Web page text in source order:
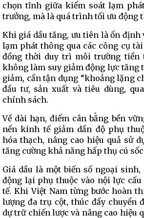
chọn tĩnh giữa kiểm soát lạm
trưởng, mà là quá trình tối ưu động
Khi giá dầu tăng, ưu tiên là ổn định
lạm phát thông qua các công cụ
đồng thời duy trì môi trường tiền
không làm suy giảm động lực tăng
giảm, cần tận dụng “khoảng lặng
đầu tư, sản xuất và tiêu dùng,
chính sách.
Về dài hạn, điểm cân bằng bền
nền kinh tế giảm dần độ phụ
hóa thạch, nâng cao hiệu quả sử
tăng cường khả năng hấp thụ cú
Giá dầu là một biến số ngoại
động lại phụ thuộc vào nội lực
tế. Khi Việt Nam từng bước hoàn
lượng đa trụ cột, thúc đẩy chuyển
dự trữ chiến lược và nâng cao hiệu